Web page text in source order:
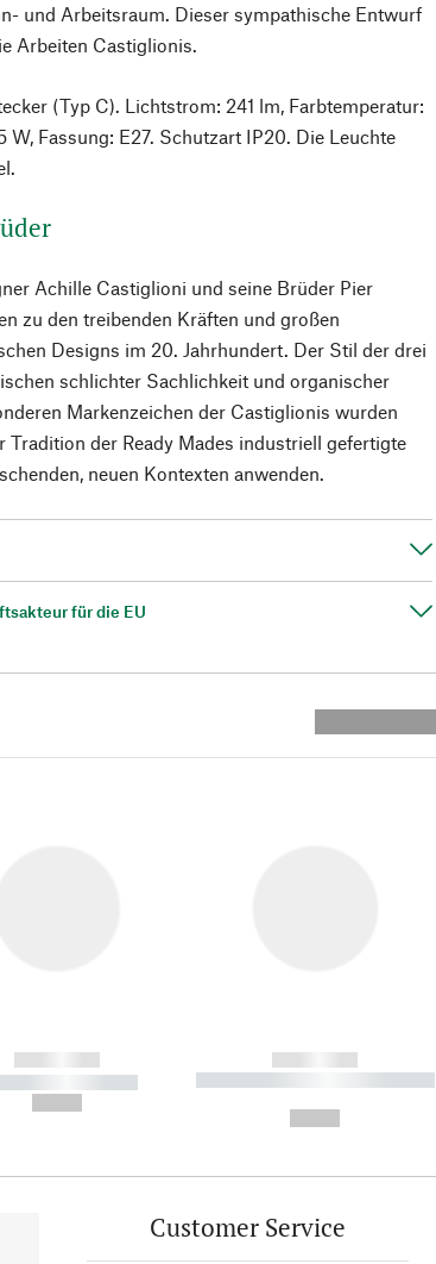
und Arbeitsraum. Dieser sympathische Entwurf
Arbeiten Castiglionis.
(Typ C). Lichtstrom: 241 lm, Farbtemperatur:
W, Fassung: E27. Schutzart IP20. Die Leuchte
Achille Castiglioni und seine Brüder Pier
zu den treibenden Kräften und großen
Designs im 20. Jahrhundert. Der Stil der drei
schlichter Sachlichkeit und organischer
Markenzeichen der Castiglionis wurden
Tradition der Ready Mades industriell gefertigte
neuen Kontexten anwenden.
für die EU
------------
-----------
------------
----------- ----------- ----------
Customer Service